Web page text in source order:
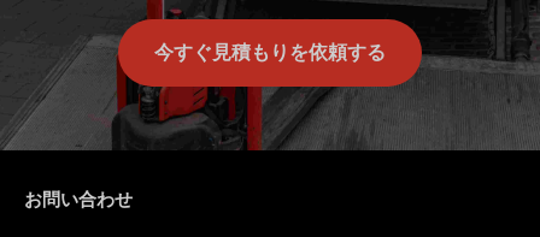
今すぐ見積もりを依頼する
お問い合わせ